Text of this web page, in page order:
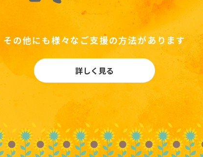
その他にも様々なご支援の方法があります
詳しく見る